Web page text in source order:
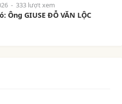
- 333 lượt xem
Ông GIUSE ĐỖ VĂN LỘC